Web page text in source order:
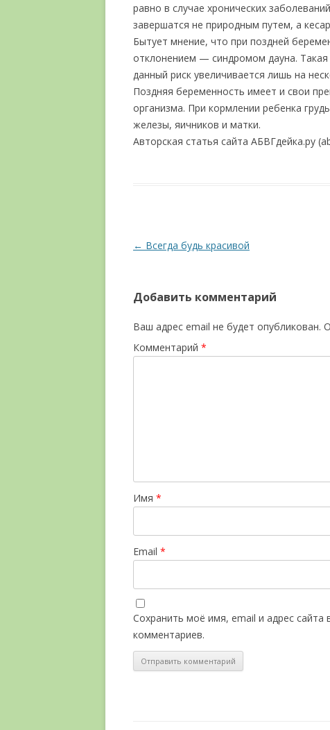
равно в случае хронических
завершатся не природным путем, а
Бытует мнение, что при поздней
отклонением — синдромом дауна. Такая
данный риск увеличивается лишь на
Поздняя беременность имеет и свои
организма. При кормлении ребенка
железы, яичников и матки.
Авторская статья сайта АБВГдейка.ру
Навигация по записям
← Всегда будь красивой
Добавить комментарий
Ваш адрес email не будет опубликован.
Комментарий *
Имя *
Email *
Сохранить моё имя, email и адрес
комментариев.